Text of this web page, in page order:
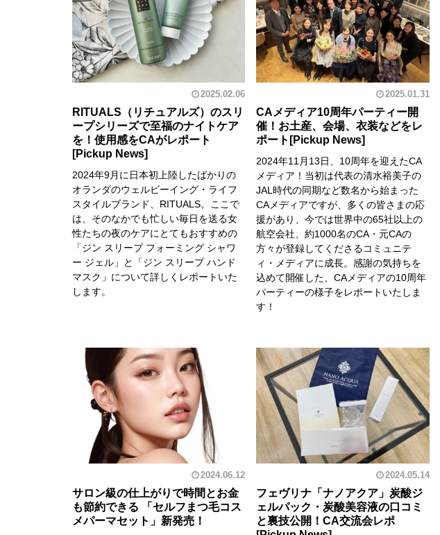
2025.02.06
RITUALS（リチュアルズ）のスリ
ープシリーズで至福のナイトケア
を！使用感をCAがレポート
2024年9月に日本初上陸したばかりの
オランダのウェルビーイング・ライフ
スタイルブランド、RITUALS。ここで
は、そのなかでも忙しい毎日を送る女
性たちの夜のケアにとてもおすすめの
「ジン スリープ フォーミング シャワ
ー ジェル」と「ジン スリープ ハンド
マスク」について詳しくレポートいた
します。
2025.01.31
CAメディア10周年パーティー開
催！お土産、会場、衣装などをレ
ポート
2024年11月13日、10周年を迎えたCA
メディア！当初は代表の清水裕美子の
JAL時代の同期など数名から始まった
CAメディアですが、多くの皆さまの応
援があり、今では世界中の65社以上の
航空会社、約1000名のCA・元CAの
方々が登録してくださるコミュニテ
ィ・メディアに成長。感謝の気持ちを
込めて開催した、CAメディアの10周年
パーティーの様子をレポートいたしま
す！
2024.06.12
サロン級の仕上がりで時間とお金
も節約できる 「セルフまつ毛コス
メパーマセット」新発売！
2024.05.14
フェヴリナ「ナノアクア」炭酸ジ
ェルパック・炭酸美容液の口コミ
と裏技公開！CA交流会レポ